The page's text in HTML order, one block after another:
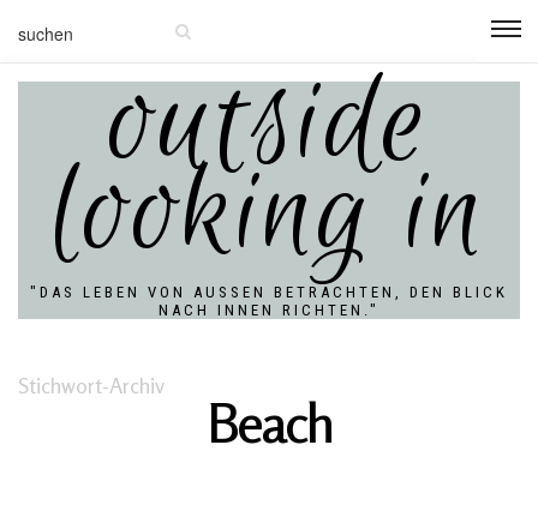
outside
looking in
"DAS LEBEN VON AUSSEN BETRACHTEN, DEN BLICK N
ACH INNEN RICHTEN."
Stichwort-Archiv
Beach